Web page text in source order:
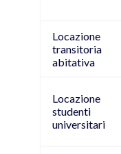
Locazione
transitoria
abitativa
Locazione
studenti
universitari